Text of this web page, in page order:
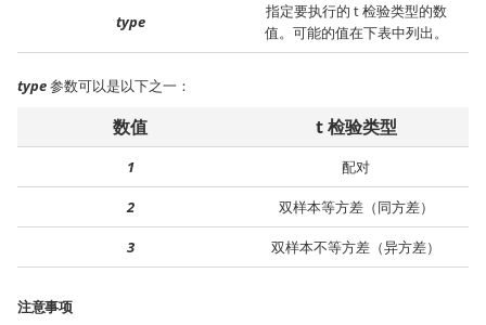
type
指定要执行的 t 检验类型的数
值。可能的值在下表中列出。
type参数可以是以下之一：
数值 t 检验类型
1 配对
2 双样本等方差（同方差）
3 双样本不等方差（异方差）
注意事项